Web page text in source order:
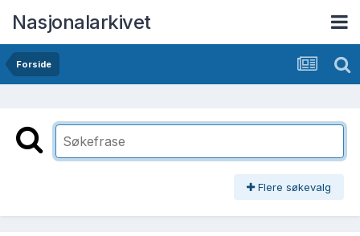
Nasjonalarkivet
Forside
Flere søkevalg